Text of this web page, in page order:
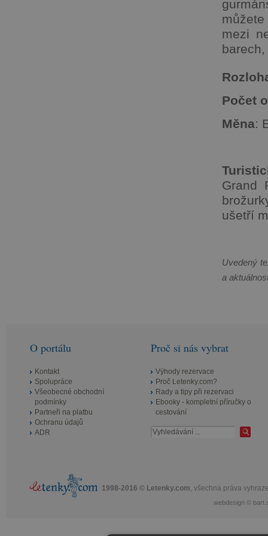
mezi
Počet
Měna:
Grand
ušetří
Uvedený
a
O portálu
Kontakt
Spolupráce
Všeobecné obchodní
podmínky
Partneři na platbu
Ochranu údajů
ADR
Proč si nás vybrat
Výhody rezervace
Proč Letenky.com?
Rady a tipy při rezervaci
Ebooky - kompletní příručky o
cestování
1998-2016 © Letenky.com, všechna práva
webdesign ©